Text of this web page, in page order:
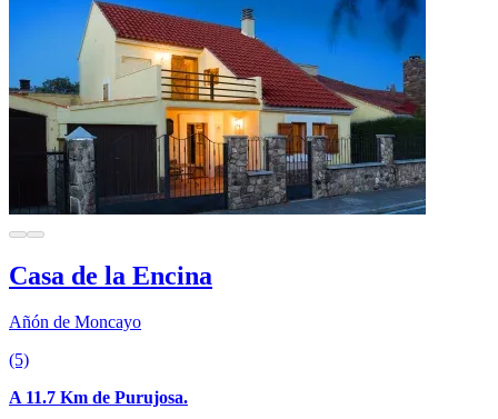
Casa de la Encina
Añón de Moncayo
(5)
A 11.7 Km de Purujosa.